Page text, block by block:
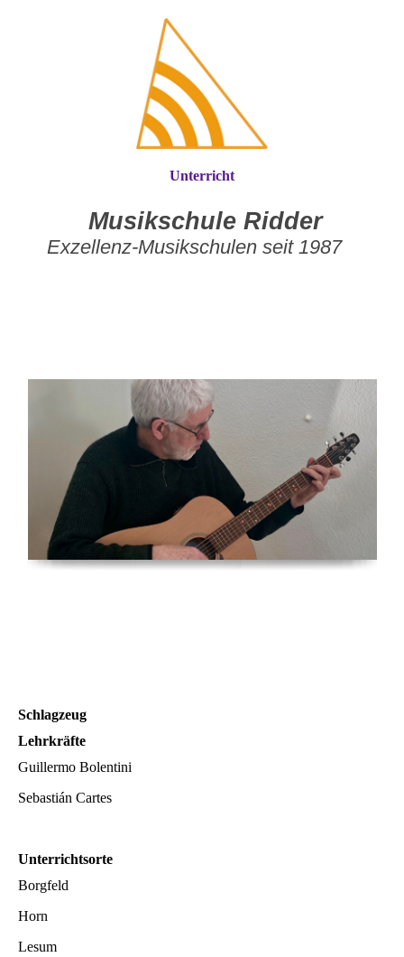
Musikschule Ridder
Exzellenz-Musikschulen seit 1987
Unterricht
Schlagzeug
Lehrkräfte
Guillermo Bolentini
Sebastián Cartes
Unterrichtsorte
Borgfeld
Horn
Lesum